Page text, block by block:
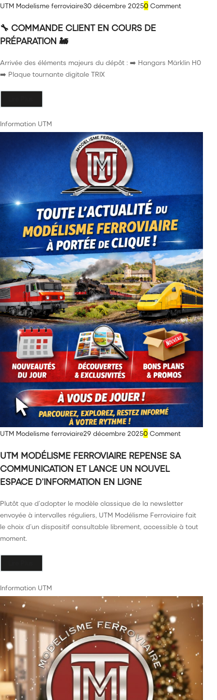
UTM Modelisme ferroviaire30 décembre 20250 Comment
🔧 COMMANDE CLIENT EN COURS DE
PRÉPARATION 🚂
Arrivée des éléments majeurs du dépôt : ➡️ Hangars Märklin H0
➡️ Plaque tournante digitale TRIX
Information UTM
UTM Modelisme ferroviaire29 décembre 20250 Comment
UTM MODÉLISME FERROVIAIRE REPENSE SA
COMMUNICATION ET LANCE UN NOUVEL
ESPACE D’INFORMATION EN LIGNE
Plutôt que d’adopter le modèle classique de la newsletter
envoyée à intervalles réguliers, UTM Modélisme Ferroviaire fait
le choix d’un dispositif consultable librement, accessible à tout
moment.
Information UTM